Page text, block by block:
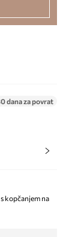
dana za povrat
kopčanjem na